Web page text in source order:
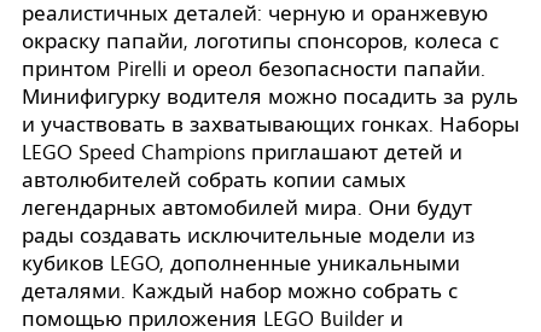
реалистичных деталей: черную и оранжевую
окраску папайи, логотипы спонсоров, колеса с
принтом Pirelli и ореол безопасности папайи.
Минифигурку водителя можно посадить за руль
и участвовать в захватывающих гонках. Наборы
LEGO Speed Champions приглашают детей и
автолюбителей собрать копии самых
легендарных автомобилей мира. Они будут
рады создавать исключительные модели из
кубиков LEGO, дополненные уникальными
деталями. Каждый набор можно собрать с
помощью приложения LEGO Builder и